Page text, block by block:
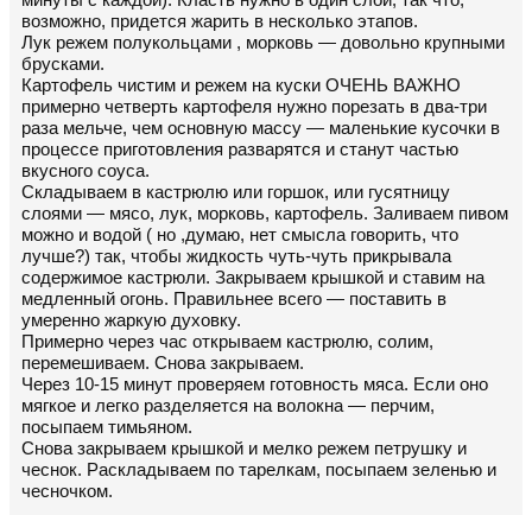
возможно, придется жарить в несколько этапов.
Лук режем полукольцами , морковь — довольно крупными
брусками.
Картофель чистим и режем на куски ОЧЕНЬ ВАЖНО
примерно четверть картофеля нужно порезать в два-три
раза мельче, чем основную массу — маленькие кусочки в
процессе приготовления разварятся и станут частью
вкусного соуса.
Складываем в кастрюлю или горшок, или гусятницу
слоями — мясо, лук, морковь, картофель. Заливаем пивом
можно и водой ( но ,думаю, нет смысла говорить, что
лучше?) так, чтобы жидкость чуть-чуть прикрывала
содержимое кастрюли. Закрываем крышкой и ставим на
медленный огонь. Правильнее всего — поставить в
умеренно жаркую духовку.
Примерно через час открываем кастрюлю, солим,
перемешиваем. Снова закрываем.
Через 10-15 минут проверяем готовность мяса. Если оно
мягкое и легко разделяется на волокна — перчим,
посыпаем тимьяном.
Снова закрываем крышкой и мелко режем петрушку и
чеснок. Раскладываем по тарелкам, посыпаем зеленью и
чесночком.